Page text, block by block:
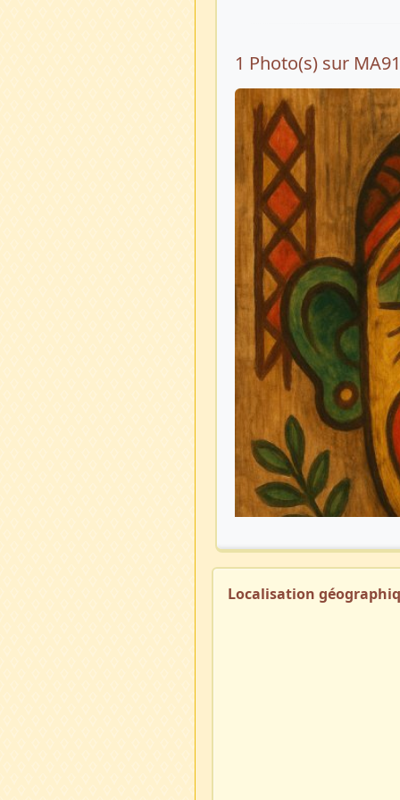
1 Photo(s) sur
Localisation